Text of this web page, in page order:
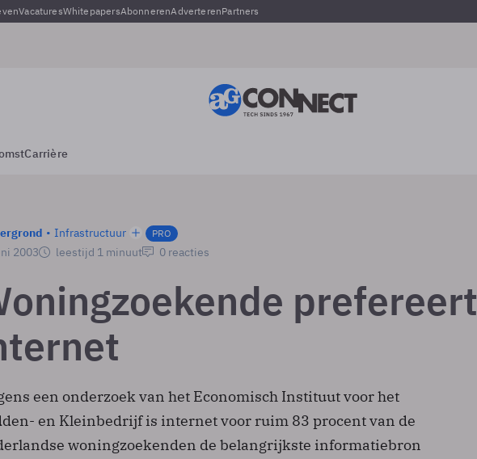
VacaturesWhitepapersAbonnerenAdverterenPartners
Carrière
Infrastructuur PRO
2003 leestijd 1 minuut 0 reacties
prefereert
een onderzoek van het Economisch Instituut voor het
en Kleinbedrijf is internet voor ruim 83 procent van de
woningzoekenden de belangrijkste informatiebron